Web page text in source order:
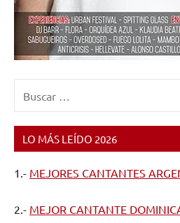
LO MÁS LEÍDO 2026
1.- MEJORES CANTANTES
2.- MEJOR CANTANTE